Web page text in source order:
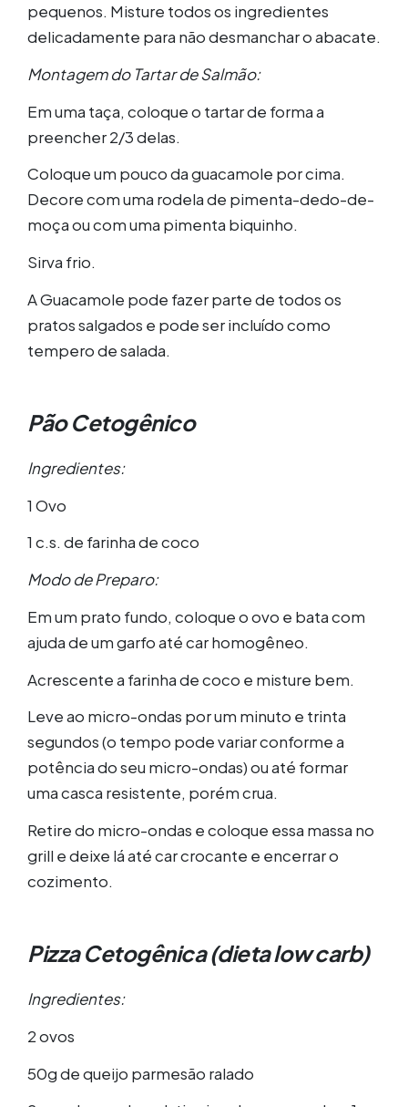
pequenos. Misture todos os ingredientes
delicadamente para não desmanchar o abacate.
Montagem do Tartar de Salmão:
Em uma taça, coloque o tartar de forma a
preencher 2/3 delas.
Coloque um pouco da guacamole por cima.
Decore com uma rodela de pimenta-dedo-de-
moça ou com uma pimenta biquinho.
Sirva frio.
A Guacamole pode fazer parte de todos os
pratos salgados e pode ser incluído como
tempero de salada.
Pão Cetogênico
Ingredientes:
1 Ovo
1 c.s. de farinha de coco
Modo de Preparo:
Em um prato fundo, coloque o ovo e bata com
ajuda de um garfo até car homogêneo.
Acrescente a farinha de coco e misture bem.
Leve ao micro-ondas por um minuto e trinta
segundos (o tempo pode variar conforme a
potência do seu micro-ondas) ou até formar
uma casca resistente, porém crua.
Retire do micro-ondas e coloque essa massa no
grill e deixe lá até car crocante e encerrar o
cozimento.
Pizza Cetogênica (dieta low carb)
Ingredientes:
2 ovos
50g de queijo parmesão ralado